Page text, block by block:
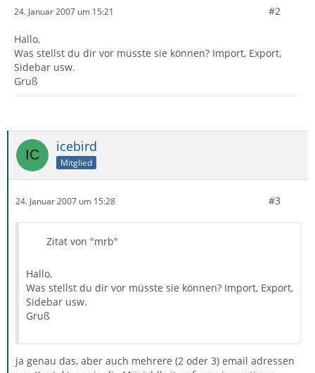
24. Januar 2007 um 15:21 #2
Hallo,
Was stellst du dir vor müsste sie können? Import, Export,
Sidebar usw.
Gruß
icebird
Mitglied
24. Januar 2007 um 15:28 #3
Zitat von "mrb"
Hallo,
Was stellst du dir vor müsste sie können? Import, Export,
Sidebar usw.
Gruß
ja genau das, aber auch mehrere (2 oder 3) email adressen